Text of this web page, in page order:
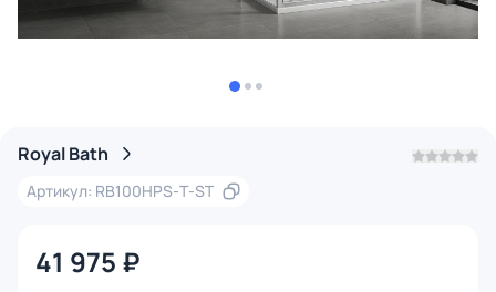
Royal Bath
Артикул: RB100HPS-Т-ST
41 975 ₽